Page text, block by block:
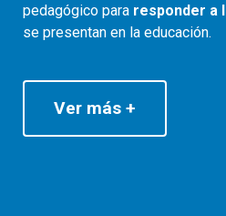
pedagógico para responder a
se presentan en la educación.
Ver más +